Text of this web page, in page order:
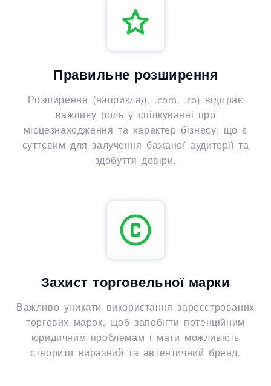
Правильне розширення
Розширення (наприклад, .com, .ro) відіграє
важливу роль у спілкуванні про
місцезнаходження та характер бізнесу, що є
суттєвим для залучення бажаної аудиторії та
здобуття довіри.
Захист торговельної марки
Важливо уникати використання зареєстрованих
торгових марок, щоб запобігти потенційним
юридичним проблемам і мати можливість
створити виразний та автентичний бренд.